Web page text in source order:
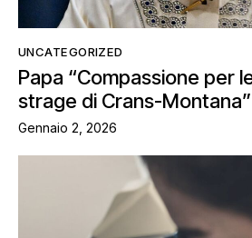
UNCATEGORIZED
Papa “Compassione per
strage di Crans-Montana”
Gennaio 2, 2026